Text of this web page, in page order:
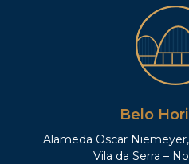
Belo
Alameda Oscar Niemeyer,
Vila da Serra –